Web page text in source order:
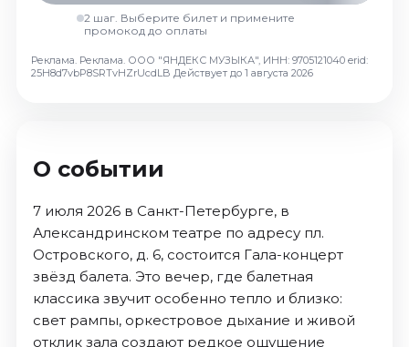
Октябрь 2026
Ноябрь 2026
Декабрь 2026
Январь 2027
2 шаг. Выберите билет и примените
промокод до оплаты
Реклама. Реклама. ООО "ЯНДЕКС МУЗЫКА", ИНН: 9705121040 erid:
25H8d7vbP8SRTvHZrUcdLB Действует до 1 августа 2026
О событии
7 июля 2026 в Санкт-Петербурге, в
Александринском театре по адресу пл.
Островского, д. 6, состоится Гала-концерт
звёзд балета. Это вечер, где балетная
классика звучит особенно тепло и близко:
свет рампы, оркестровое дыхание и живой
отклик зала создают редкое ощущение